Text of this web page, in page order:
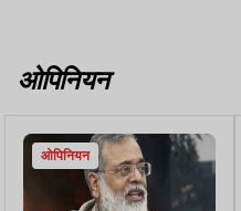
ओपिनियन
ओपिनियन